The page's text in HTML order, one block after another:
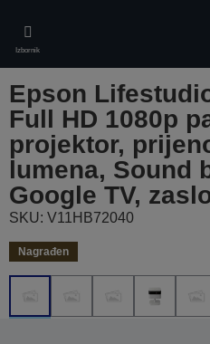
main
content
Izbornik
Epson
Full HD 1080p
projektor,
lumena, Sound
Google TV,
SKU: V11HB72040
Nagrađen